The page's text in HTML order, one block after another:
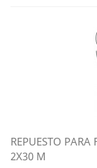
REPUESTO
2X30 M